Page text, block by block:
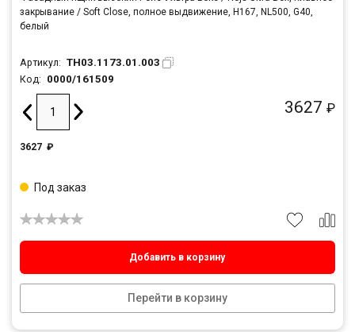
закрывание / Soft Close, полное выдвижение, H167, NL500, G40,
белый
Артикул: TH03.1173.01.003
Код: 0000/161509
3627 ₽
3627 ₽
Добавить в корзину
Перейти в корзину
Под заказ